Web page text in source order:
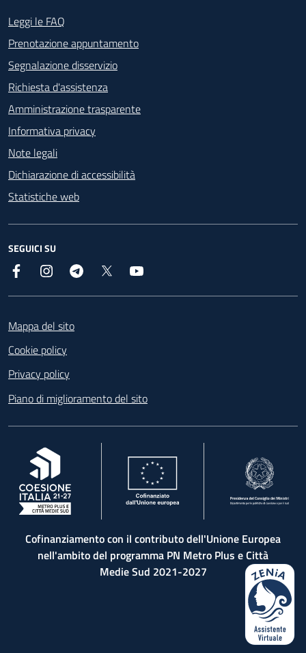
Footer - Contatti
Leggi le FAQ
Prenotazione appuntamento
Segnalazione disservizio
Richiesta d'assistenza
Amministrazione trasparente
Informativa privacy
Note legali
Dichiarazione di accessibilità
Statistiche web
SEGUICI SU
Facebook InstagramTelegram
Mappa del sito
Cookie policy
Privacy policy
Piano di miglioramento del sito
, apre in una nuova scheda
Cofinanziamento con il contributo dell'Unione Europea
nell'ambito del programma PN Metro Plus e Città
Medie Sud 2021-2027